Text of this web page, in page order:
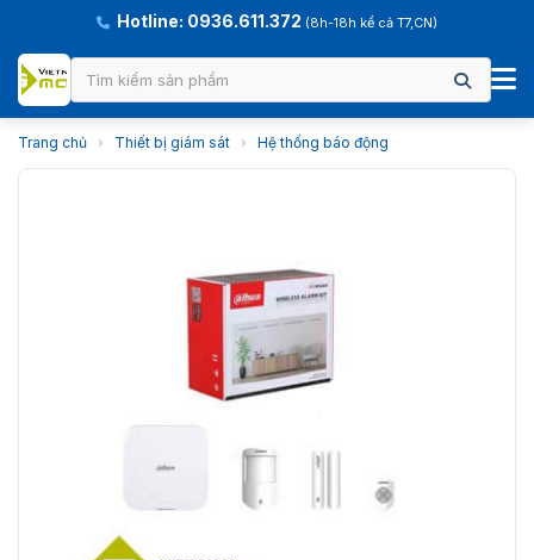
Hotline: 0936.611.372 (8h-18h kể cả T7,CN)
Trang chủ › Thiết bị giám sát › Hệ thống báo động